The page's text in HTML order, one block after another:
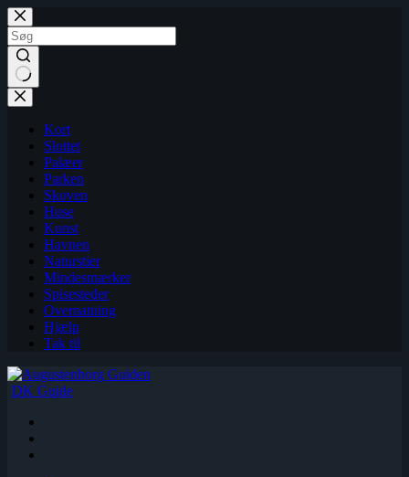
Fortsæt
til
indhold
Kort
Slottet
Palæer
Parken
Skoven
Huse
Kunst
Havnen
Naturstier
Mindesmærker
Spisesteder
Overnatning
Hjælp
Tak til
DK Guide